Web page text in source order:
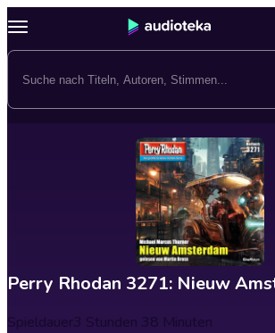
Perry Rhodan 3271: Nieuw
Spieldauer3 Stunden 38 Minuten